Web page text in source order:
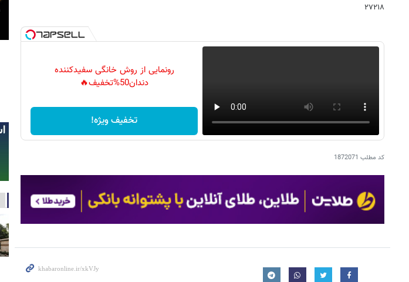
۲۷۲۱۸
رونمایی از روش خانگی سفیدکننده
دندان50%تخفیف🔥
تخفیف ویژه!
کد مطلب 1872071